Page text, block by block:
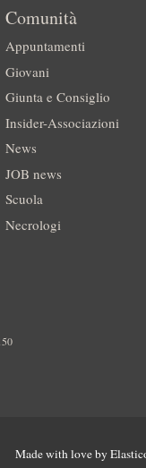
Comunità
Appuntamenti
Giovani
Giunta e Consiglio
Insider-Associazioni
News
JOB news
Scuola
Necrologi
Made with love by